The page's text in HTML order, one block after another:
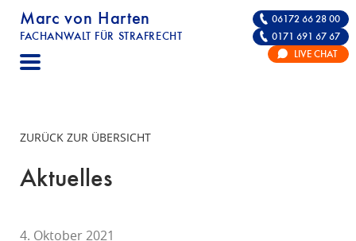
Marc von Harten
FACHANWALT FÜR STRAFRECHT
STRAFRECHT | RECHTSANWALT FÜR DIE
06172 66 28 00
0171 691 67 67
LIVE CHAT
ZURÜCK ZUR ÜBERSICHT
Aktuelles
4. Oktober 2021